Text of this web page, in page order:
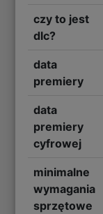
czy to jest
dlc?
data
premiery
data
premiery
cyfrowej
minimalne
wymagania
sprzętowe